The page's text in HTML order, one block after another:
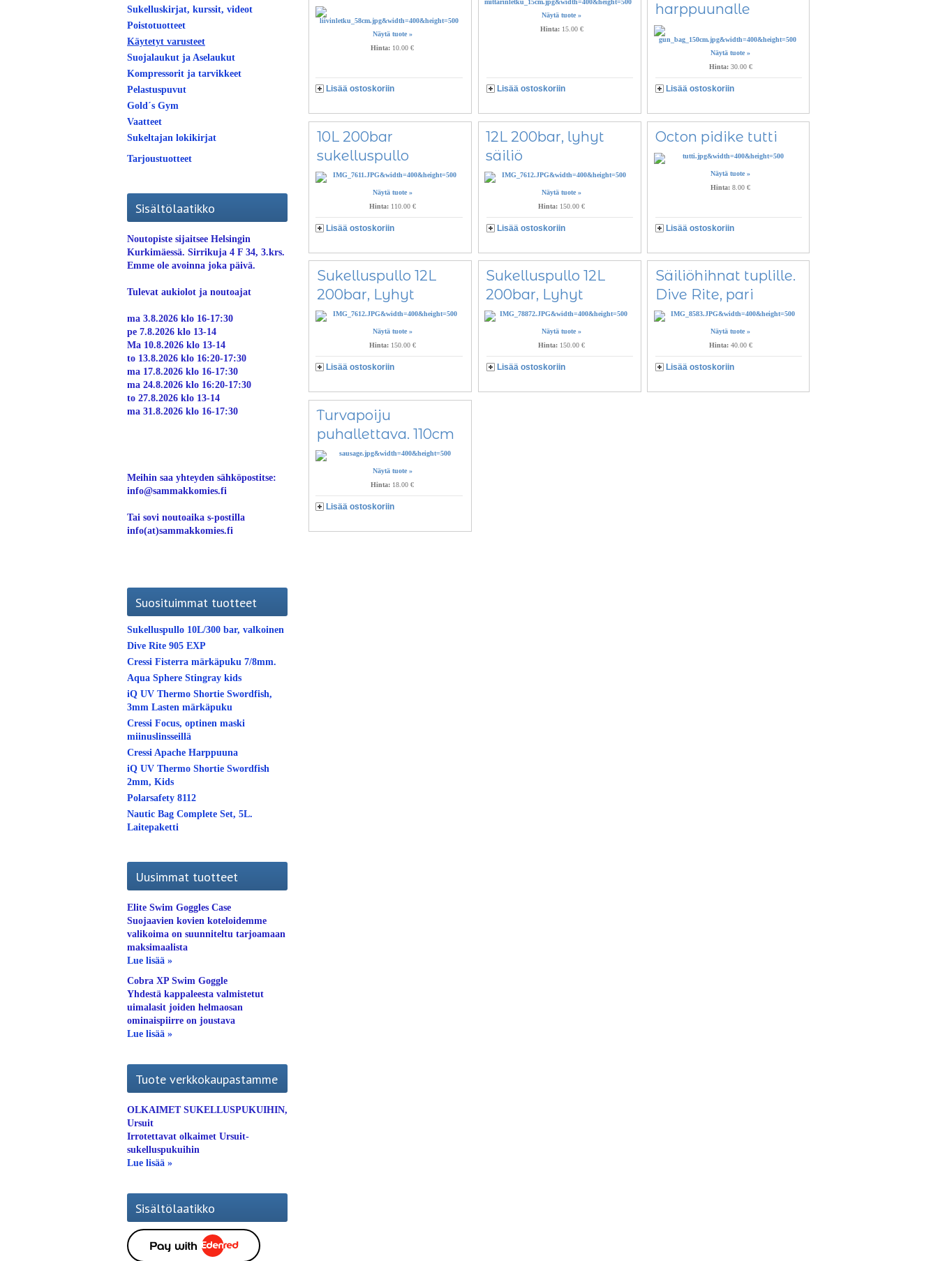
Näytä tuote »
Hinta: 10.00 €
Lisää ostoskoriin
Näytä tuote »
Hinta: 15.00 €
Lisää ostoskoriin
harppuunalle
Näytä tuote »
Hinta: 30.00 €
Lisää ostoskoriin
10L 200bar
sukelluspullo
Näytä tuote »
Hinta: 110.00 €
Lisää ostoskoriin
12L 200bar, lyhyt
säiliö
Näytä tuote »
Hinta: 150.00 €
Lisää ostoskoriin
Octon pidike tutti
Näytä tuote »
Hinta:8.00 €
Lisää ostoskoriin
Sukelluspullo 12L
200bar, Lyhyt
Näytä tuote »
Hinta: 150.00 €
Lisää ostoskoriin
Sukelluspullo 12L
200bar, Lyhyt
Näytä tuote »
Hinta: 150.00 €
Lisää ostoskoriin
Säiliöhihnat tuplille.
Dive Rite, pari
Näytä tuote »
Hinta: 40.00 €
Lisää ostoskoriin
Turvapoiju
puhallettava. 110cm
Näytä tuote »
Hinta: 18.00 €
Lisää ostoskoriin
Sukelluskirjat, kurssit, videot
Poistotuotteet
Käytetyt varusteet
Suojalaukut ja Aselaukut
Kompressorit ja tarvikkeet
Pelastuspuvut
Gold´s Gym
Vaatteet
Sukeltajan lokikirjat
Tarjoustuotteet
Sisältölaatikko
Noutopiste sijaitsee Helsingin
Kurkimäessä. Sirrikuja 4 F 34, 3.krs.
Emme ole avoinna joka päivä.
Tulevat aukiolot ja noutoajat
ma 3.8.2026 klo 16-17:30
pe 7.8.2026 klo 13-14
Ma 10.8.2026 klo 13-14
to 13.8.2026 klo 16:20-17:30
ma 17.8.2026 klo 16-17:30
ma 24.8.2026 klo 16:20-17:30
to 27.8.2026 klo 13-14
ma 31.8.2026 klo 16-17:30
Meihin saa yhteyden sähköpostitse:
info@sammakkomies.fi
Tai sovi noutoaika s-postilla
info(at)sammakkomies.fi
Suosituimmat tuotteet
Sukelluspullo 10L/300 bar, valkoinen
Dive Rite 905 EXP
Cressi Fisterra märkäpuku 7/8mm.
Aqua Sphere Stingray kids
iQ UV Thermo Shortie Swordfish,
3mm Lasten märkäpuku
Cressi Focus, optinen maski
miinuslinsseillä
Cressi Apache Harppuuna
iQ UV Thermo Shortie Swordfish
2mm, Kids
Polarsafety 8112
Nautic Bag Complete Set, 5L.
Laitepaketti
Uusimmat tuotteet
Elite Swim Goggles Case
Suojaavien kovien koteloidemme
valikoima on suunniteltu tarjoamaan
maksimaalista
Lue lisää »
Cobra XP Swim Goggle
Yhdestä kappaleesta valmistetut
uimalasit joiden helmaosan
ominaispiirre on joustava
Lue lisää »
Tuote verkkokaupastamme
OLKAIMET SUKELLUSPUKUIHIN,
Ursuit
Irrotettavat olkaimet Ursuit-
sukelluspukuihin
Lue lisää »
Sisältölaatikko